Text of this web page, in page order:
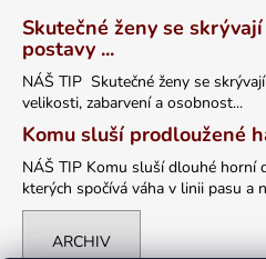
Skutečné ženy se
postavy ...
NÁŠ TIP Skutečné ženy se
velikosti, zabarvení a osobnost...
Komu sluší prodloužené
NÁŠ TIP Komu sluší dlouhé horní
kterých spočívá váha v linii pasu a
ARCHIV